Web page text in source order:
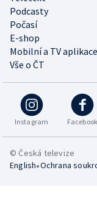
Podcasty
Počasí
E-shop
Mobilní a TV aplikace
Vše o ČT
Instagram Facebook
© Česká televize
English•Ochrana